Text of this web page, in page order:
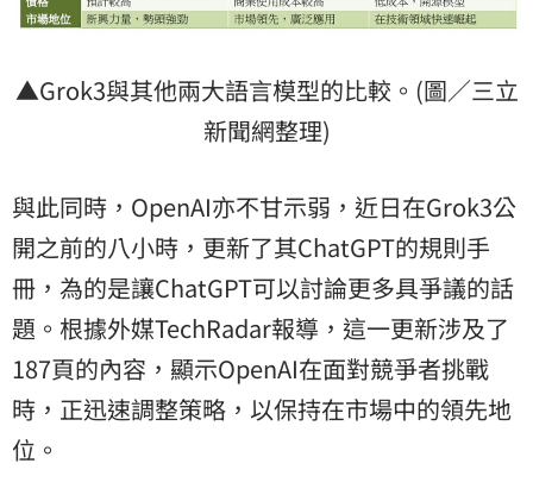
▲Grok3與其他兩大語言模型的比較。(圖／三立
新聞網整理)
與此同時，OpenAI亦不甘示弱，近日在Grok3公
開之前的八小時，更新了其ChatGPT的規則手
冊，為的是讓ChatGPT可以討論更多具爭議的話
題。根據外媒TechRadar報導，這一更新涉及了
187頁的內容，顯示OpenAI在面對競爭者挑戰
時，正迅速調整策略，以保持在市場中的領先地
位。